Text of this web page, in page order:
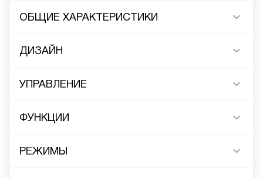
ОБЩИЕ ХАРАКТЕРИСТИКИ
ДИЗАЙН
УПРАВЛЕНИЕ
ФУНКЦИИ
РЕЖИМЫ